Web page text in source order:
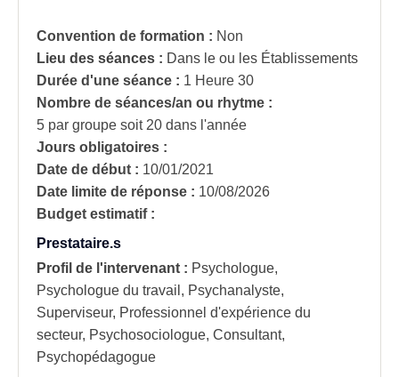
Convention de formation : Non
Lieu des séances : Dans le ou les Établissements
Durée d'une séance : 1 Heure 30
Nombre de séances/an ou rhytme :
5 par groupe soit 20 dans l'année
Jours obligatoires :
Date de début : 10/01/2021
Date limite de réponse : 10/08/2026
Budget estimatif :
Prestataire.s
Profil de l'intervenant : Psychologue,
Psychologue du travail, Psychanalyste,
Superviseur, Professionnel d'expérience du
secteur, Psychosociologue, Consultant,
Psychopédagogue